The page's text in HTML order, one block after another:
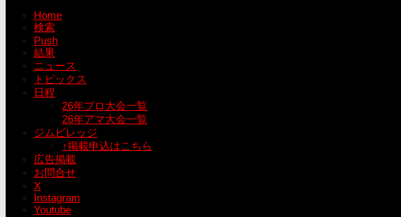
Home
検索
Push
結果
ニュース
トピックス
日程
26年プロ大会一覧
26年アマ大会一覧
ジムビレッジ
↑掲載申込はこちら
広告掲載
お問合せ
X
Instagram
Youtube